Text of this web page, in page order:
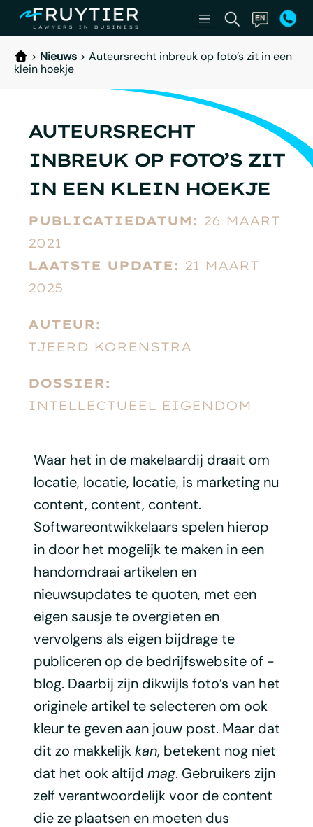
> Nieuws > Auteursrecht inbreuk op foto’s zit in een
klein hoekje
AUTEURSRECHT
INBREUK OP FOTO’S ZIT
IN EEN KLEIN HOEKJE
PUBLICATIEDATUM: 26 MAART
2021
LAATSTE UPDATE: 21 MAART
2025
AUTEUR:
TJEERD KORENSTRA
DOSSIER:
INTELLECTUEEL EIGENDOM
Waar het in de makelaardij draait om
locatie, locatie, locatie, is marketing nu
content, content, content.
Softwareontwikkelaars spelen hierop
in door het mogelijk te maken in een
handomdraai artikelen en
nieuwsupdates te quoten, met een
eigen sausje te overgieten en
vervolgens als eigen bijdrage te
publiceren op de bedrijfswebsite of -
blog. Daarbij zijn dikwijls foto’s van het
originele artikel te selecteren om ook
kleur te geven aan jouw post. Maar dat
dit zo makkelijkkan, betekent nog niet
dat het ook altijd mag. Gebruikers zijn
zelf verantwoordelijk voor de content
die ze plaatsen en moeten dus